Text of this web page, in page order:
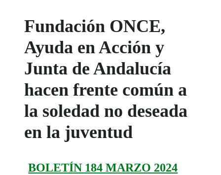
Fundación ONCE,
Ayuda en Acción y
Junta de Andalucía
hacen frente común a
la soledad no deseada
en la juventud
BOLETÍN 184 MARZO 2024